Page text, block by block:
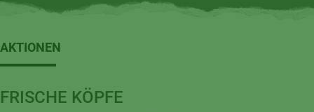
AKTIONEN
FRISCHE KÖPFE